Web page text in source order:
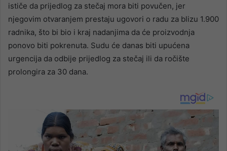
ističe da prijedlog za stečaj mora biti povučen, jer
njegovim otvaranjem prestaju ugovori o radu za blizu 1.900
radnika, što bi bio i kraj nadanjima da će proizvodnja
ponovo biti pokrenuta. Sudu će danas biti upućena
urgencija da odbije prijedlog za stečaj ili da ročište
prolongira za 30 dana.